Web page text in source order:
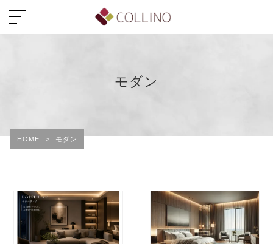
モダン
HOME > モダン